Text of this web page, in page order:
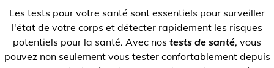
Les tests pour votre santé sont essentiels pour surveiller
l'état de votre corps et détecter rapidement les risques
potentiels pour la santé. Avec nos tests de santé, vous
pouvez non seulement vous tester confortablement depuis